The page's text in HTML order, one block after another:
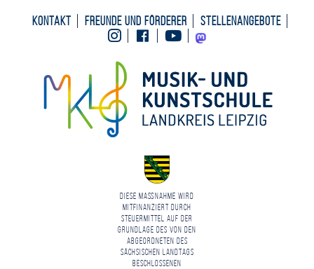
Kontakt Freunde und Förderer
Stellenangebote
InstagramFacebookYoutubeMastodon
Diese Maßnahme wird
mitfinanziert durch
Steuermittel auf der
Grundlage des von den
Abgeordneten des
Sächsischen Landtags
beschlossenen